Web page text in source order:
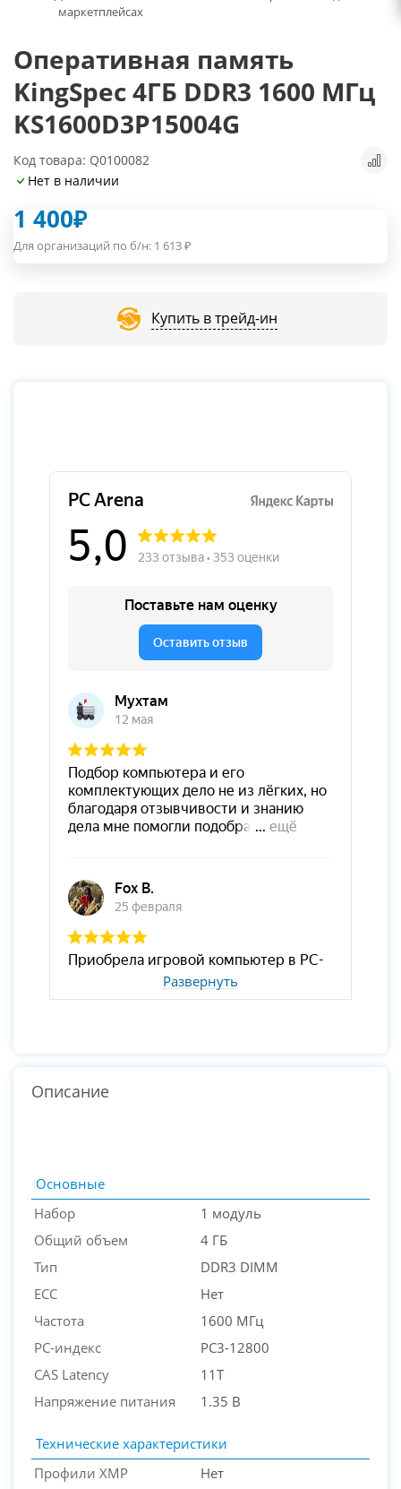
маркетплейсах
Оперативная память
KingSpec 4ГБ DDR3 1600 МГц
KS1600D3P15004G
Код товара: Q0100082
Нет в наличии
1 400₽
Для организаций по б/н: 1 613₽
Купить в трейд-ин
Развернуть
Описание
Основные
Набор
1 модуль
Общий объем
4 ГБ
Тип
DDR3 DIMM
ECC
Нет
Частота
1600 МГц
PC-индекс
PC3-12800
CAS Latency
11T
Напряжение питания
1.35 В
Технические характеристики
Профили XMP
Нет